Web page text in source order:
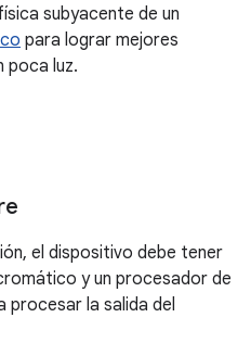
subyacente de un
para lograr mejores
poca luz.
el dispositivo debe tener
y un procesador de
procesar la salida del